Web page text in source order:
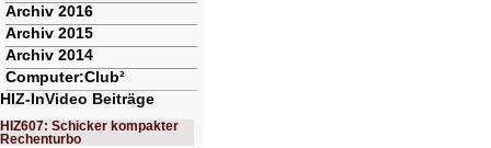
Archiv 2016
Archiv 2015
Archiv 2014
Computer:Club²
HIZ-InVideo Beiträge
HIZ607: Schicker kompakter
Rechenturbo